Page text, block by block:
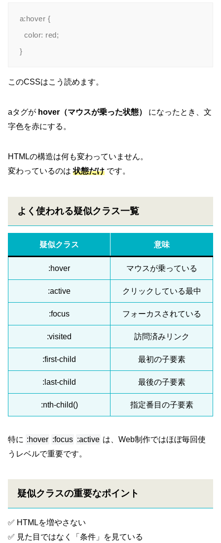
a:hover {
このCSSはこう読めます。
aタグが hover（マウスが乗った状態）
になったとき、文
字色を赤にする。
HTMLの構造は何も変わっていません。
変わっているのは状態だけ です。
よく使われる疑似クラス一覧
疑似クラス 意味
:hover マウスが乗っている
:active クリックしている最中
:focus フォーカスされている
:visited 訪問済みリンク
:first-child 最初の子要素
:last-child 最後の子要素
:nth-child() 指定番目の子要素
特に :hover :focus :active は、Web制作ではほぼ毎回使
うレベルで重要です。
疑似クラスの重要なポイント
✅ HTMLを増やさない
✅ 見た目ではなく「条件」を見ている